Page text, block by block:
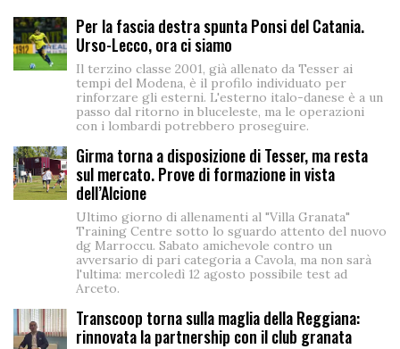
Per la fascia destra spunta Ponsi del Catania.
Urso-Lecco, ora ci siamo
Il terzino classe 2001, già allenato da Tesser ai
tempi del Modena, è il profilo individuato per
rinforzare gli esterni. L'esterno italo-danese è a un
passo dal ritorno in bluceleste, ma le operazioni
con i lombardi potrebbero proseguire.
Girma torna a disposizione di Tesser, ma resta
sul mercato. Prove di formazione in vista
dell’Alcione
Ultimo giorno di allenamenti al "Villa Granata"
Training Centre sotto lo sguardo attento del nuovo
dg Marroccu. Sabato amichevole contro un
avversario di pari categoria a Cavola, ma non sarà
l'ultima: mercoledì 12 agosto possibile test ad
Arceto.
Transcoop torna sulla maglia della Reggiana:
rinnovata la partnership con il club granata